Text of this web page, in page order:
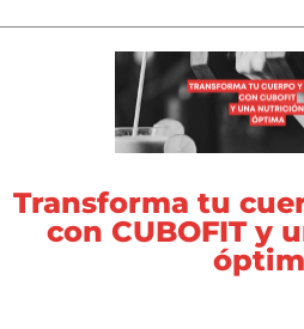
Transforma tu
con CUBOFIT y